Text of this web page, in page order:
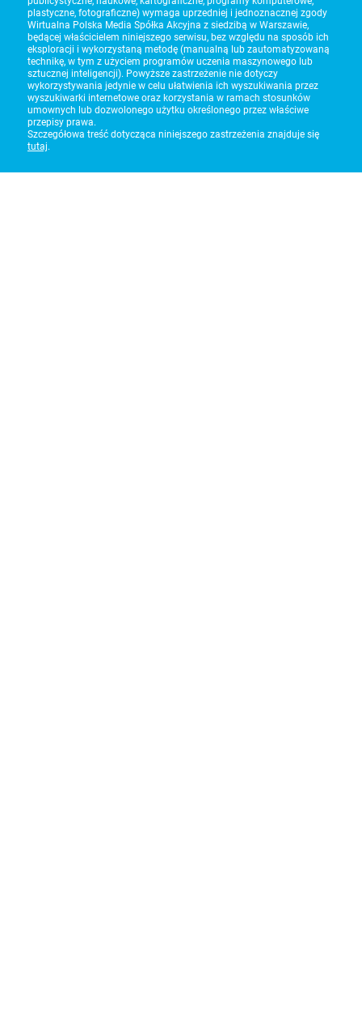
plastyczne, fotograficzne) wymaga uprzedniej i jednoznacznej zgody
Wirtualna Polska Media Spółka Akcyjna z siedzibą w Warszawie,
będącej właścicielem niniejszego serwisu, bez względu na sposób ich
eksploracji i wykorzystaną metodę (manualną lub zautomatyzowaną
technikę, w tym z użyciem programów uczenia maszynowego lub
sztucznej inteligencji). Powyższe zastrzeżenie nie dotyczy
wykorzystywania jedynie w celu ułatwienia ich wyszukiwania przez
wyszukiwarki internetowe oraz korzystania w ramach stosunków
umownych lub dozwolonego użytku określonego przez właściwe
przepisy prawa.
Szczegółowa treść dotycząca niniejszego zastrzeżenia znajduje się
tutaj.